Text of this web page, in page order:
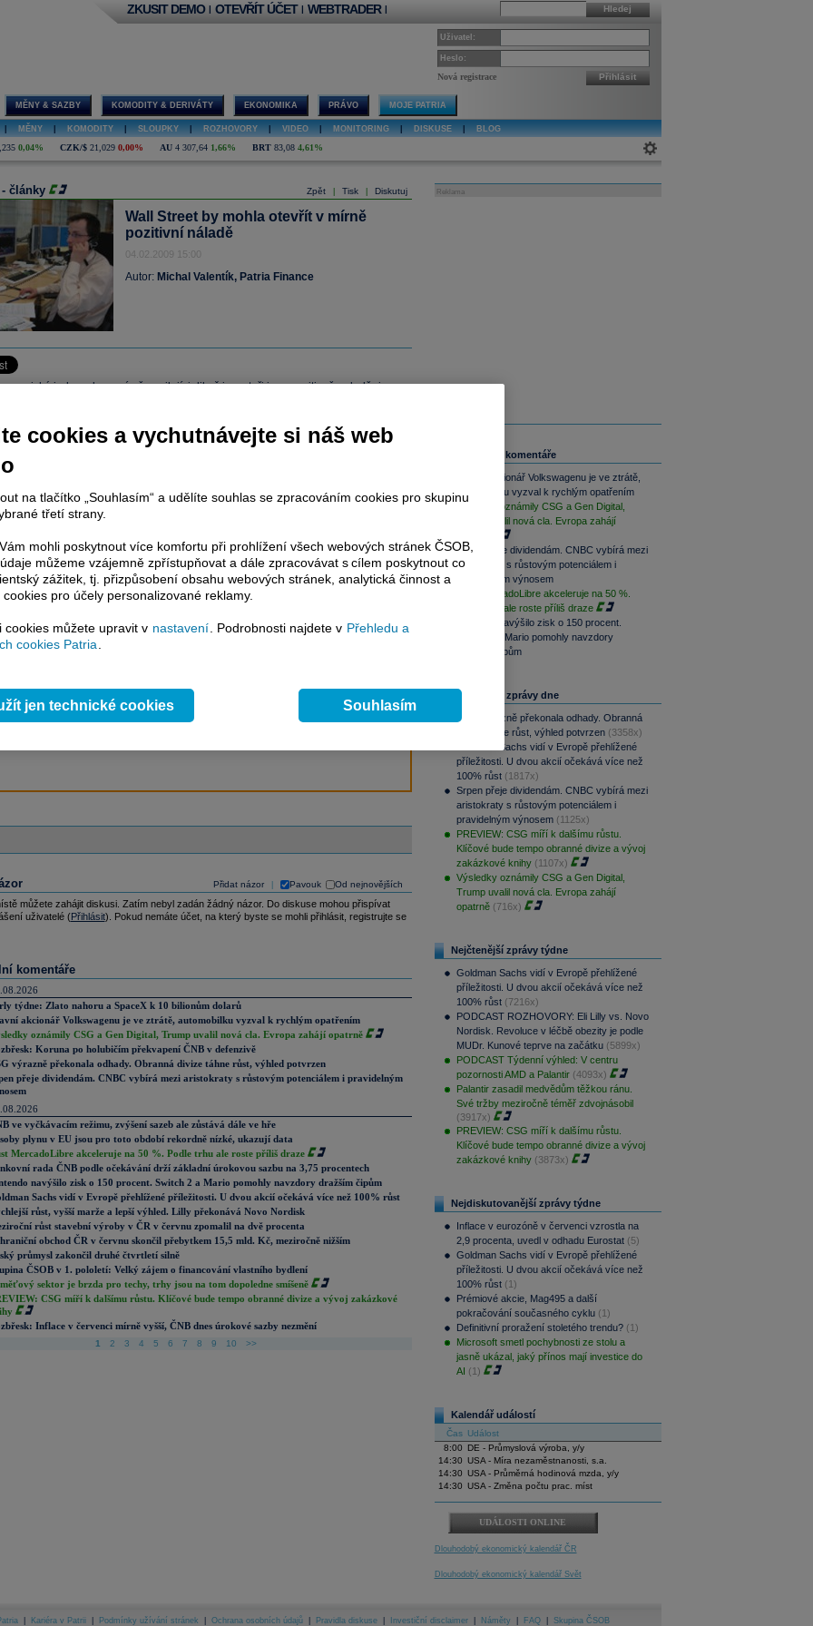
Hledej
ZKUSIT DEMO | OTEVŘÍT ÚČET | WEBTRADER |
Uživatel:
Heslo:
Nová registrace Přihlásit
MĚNY & SAZBY KOMODITY & DERIVÁTY EKONOMIKA PRÁVO MOJE PATRIA
MĚNY KOMODITY SLOUPKY ROZHOVORY VIDEO MONITORING DISKUSE BLOG
0,04% CZK/$ 21,029 0,00% AU 4 307,64 1,66% BRT 83,08 4,61%
Zpět Tisk Diskutuj
- články
Wall Street by mohla otevřít v mírně
pozitivní náladě
04.02.2009 15:00
Autor: Michal Valentík, Patria Finance
americké indexy dnes mírně posilují, jelikož investoři jsou pozitivně naladěni ze
článku je dostupné jen klientům placených služeb Patria Plus
/
Pluspřípadně uživatelům platformy
placeného informačního servisu získáte
kekompletnímu zpravodajství
bez jakýchkoliv omezení. Veškeré
terminálovou metodou (bez nutnosti obnovovat stránku) bez
a v plné verzi.
e-mailové zpravodajství,
z finančních trhů v reálném čase, kompletní
servis
časových řad ke stažení,
Přidat názor Pavouk Od nejnovějších
můžete zahájit diskusi. Zatím nebyl zadán žádný názor. Do diskuse mohou přispívat
uživatelé (Přihlásit). Pokud nemáte účet, na který byste se mohli přihlásit, registrujte se
komentáře
týdne: Zlato nahoru a SpaceX k 10 bilionům dolarů
akcionář Volkswagenu je ve ztrátě, automobilku vyzval k rychlým opatřením
oznámily CSG a Gen Digital, Trump uvalil nová cla. Evropa zahájí opatrně
Koruna po holubičím překvapení ČNB v defenzivě
výrazně překonala odhady. Obranná divize táhne růst, výhled potvrzen
přeje dividendám. CNBC vybírá mezi aristokraty s růstovým potenciálem i pravidelným
ve vyčkávacím režimu, zvýšení sazeb ale zůstává dále ve hře
plynu v EU jsou pro toto období rekordně nízké, ukazují data
MercadoLibre akceleruje na 50 %. Podle trhu ale roste příliš draze
rada ČNB podle očekávání drží základní úrokovou sazbu na 3,75 procentech
navýšilo zisk o 150 procent. Switch 2 a Mario pomohly navzdory dražším čipům
Sachs vidí v Evropě přehlížené příležitosti. U dvou akcií očekává více než 100% růst
růst, vyšší marže a lepší výhled. Lilly překonává Novo Nordisk
růst stavební výroby v ČR v červnu zpomalil na dvě procenta
obchod ČR v červnu skončil přebytkem 15,5 mld. Kč, meziročně nižším
průmysl zakončil druhé čtvrtletí silně
ČSOB v 1. pololetí: Velký zájem o financování vlastního bydlení
sektor je brzda pro techy, trhy jsou na tom dopoledne smíšeně
CSG míří k dalšímu růstu. Klíčové bude tempo obranné divize a vývoj zakázkové
Inflace v červenci mírně vyšší, ČNB dnes úrokové sazby nezmění
1 2 3 4 5 6 7 8 9 10 >>
Reklama
Související komentáře
Hlavní akcionář Volkswagenu je ve ztrátě,
automobilku vyzval k rychlým opatřením
Výsledky oznámily CSG a Gen Digital,
Trump uvalil nová cla. Evropa zahájí
Srpen přeje dividendám. CNBC vybírá mezi
aristokraty s růstovým potenciálem i
pravidelným výnosem
Růst MercadoLibre akceleruje na 50 %.
Podle trhu ale roste příliš draze
Nintendo navýšilo zisk o 150 procent.
Switch 2 a Mario pomohly navzdory
dražším čipům
Nejčtenější zprávy dne
CSG výrazně překonala odhady. Obranná
divize táhne růst, výhled potvrzen (3358x)
Goldman Sachs vidí v Evropě přehlížené
příležitosti. U dvou akcií očekává více než
100% růst (1817x)
Srpen přeje dividendám. CNBC vybírá mezi
aristokraty s růstovým potenciálem i
pravidelným výnosem (1125x)
PREVIEW: CSG míří k dalšímu růstu.
Klíčové bude tempo obranné divize a vývoj
zakázkové knihy (1107x)
Výsledky oznámily CSG a Gen Digital,
Trump uvalil nová cla. Evropa zahájí
opatrně (716x)
Nejčtenější zprávy týdne
Goldman Sachs vidí v Evropě přehlížené
příležitosti. U dvou akcií očekává více než
100% růst (7216x)
PODCAST ROZHOVORY: Eli Lilly vs. Novo
Nordisk. Revoluce v léčbě obezity je podle
MUDr. Kunové teprve na začátku (5899x)
PODCAST Týdenní výhled: V centru
pozornosti AMD a Palantir (4093x)
Palantir zasadil medvědům těžkou ránu.
Své tržby meziročně téměř zdvojnásobil
(3917x)
PREVIEW: CSG míří k dalšímu růstu.
Klíčové bude tempo obranné divize a vývoj
zakázkové knihy (3873x)
Nejdiskutovanější zprávy týdne
Inflace v eurozóně v červenci vzrostla na
2,9 procenta, uvedl v odhadu Eurostat (5)
Goldman Sachs vidí v Evropě přehlížené
příležitosti. U dvou akcií očekává více než
100% růst (1)
Prémiové akcie, Mag495 a další
pokračování současného cyklu (1)
Definitivní proražení stoletého trendu? (1)
Microsoft smetl pochybnosti ze stolu a
jasně ukázal, jaký přínos mají investice do
AI (1)
Kalendář událostí
Čas Událost
8:00
DE - Průmyslová výroba, y/y
14:30 USA - Míra nezaměstnanosti, s.a.
14:30 USA - Průměrná hodinová mzda, y/y
14:30 USA - Změna počtu prac. míst
UDÁLOSTI ONLINE
Dlouhodobý ekonomický kalendář ČR
Dlouhodobý ekonomický kalendář Svět
Kariéra v Patrii Podmínky užívání stránek Ochrana osobních údajů Pravidla diskuse Investiční disclaimer Náměty FAQ Skupina ČSOB
cookies a vychutnávejte si náš web
na tlačítko „Souhlasím“ a udělíte souhlas se zpracováním cookies pro skupinu
třetí strany.
mohli poskytnout více komfortu při prohlížení všech webových stránek ČSOB,
můžeme vzájemně zpřístupňovat a dále zpracovávat s cílem poskytnout co
zážitek, tj. přizpůsobení obsahu webových stránek, analytická činnost a
pro účely personalizované reklamy.
cookies můžete upravit v nastavení . Podrobnosti najdete v Přehledu a
cookies Patria
jen technické cookies Souhlasím